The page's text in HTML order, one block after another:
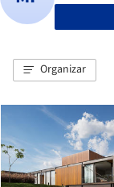
Organizar